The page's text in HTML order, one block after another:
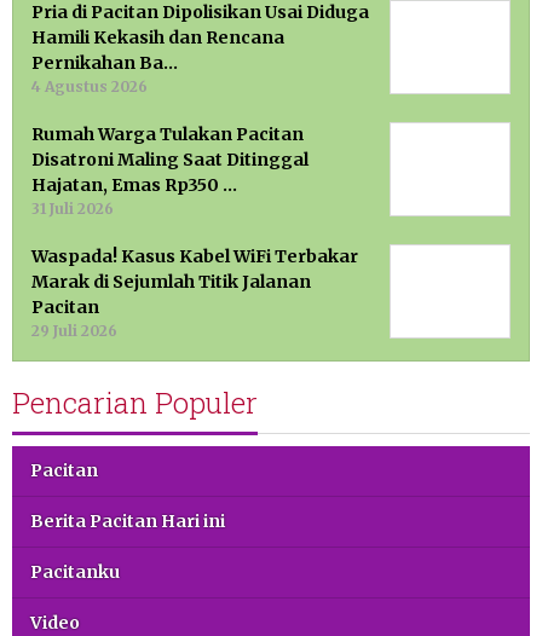
Pria di Pacitan Dipolisikan Usai Diduga
Hamili Kekasih dan Rencana
Pernikahan Ba…
4 Agustus 2026
Rumah Warga Tulakan Pacitan
Disatroni Maling Saat Ditinggal
Hajatan, Emas Rp350 …
31 Juli 2026
Waspada! Kasus Kabel WiFi Terbakar
Marak di Sejumlah Titik Jalanan
Pacitan
29 Juli 2026
Pencarian Populer
Pacitan
Berita Pacitan Hari ini
Pacitanku
Video